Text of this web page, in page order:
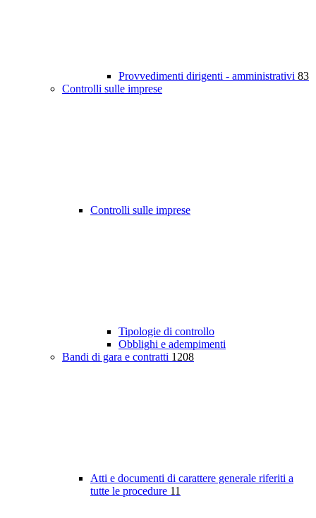
Provvedimenti dirigenti - amministrativi 83
Controlli sulle imprese
Controlli sulle imprese
Tipologie di controllo
Obblighi e adempimenti
Bandi di gara e contratti 1208
Atti e documenti di carattere generale riferiti a
tutte le procedure 11